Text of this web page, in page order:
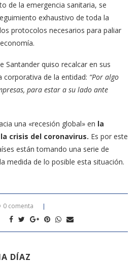
de la emergencia sanitaria, se
exhaustivo de toda la
protocolos necesarios para paliar
Santander quiso recalcar en sus
corporativa de la entidad: “Por algo
para estar a su lado ante
una «recesión global» en la
crisis del coronavirus. Es por este
están tomando una serie de
medida de lo posible esta situación.
0 comenta
DÍAZ